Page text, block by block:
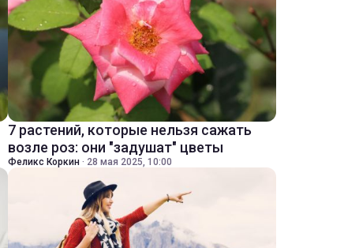
7 растений, которые нельзя сажать
возле роз: они "задушат" цветы
Феликс Коркин · 28 мая 2025, 10:00